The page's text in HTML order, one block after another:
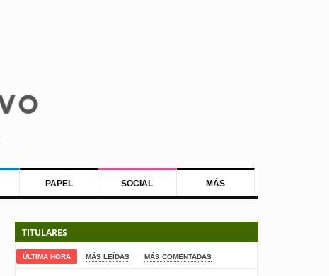
PAPEL SOCIAL MÁS
TITULARES
ÚLTIMA HORA MÁS LEÍDAS MÁS COMENTADAS